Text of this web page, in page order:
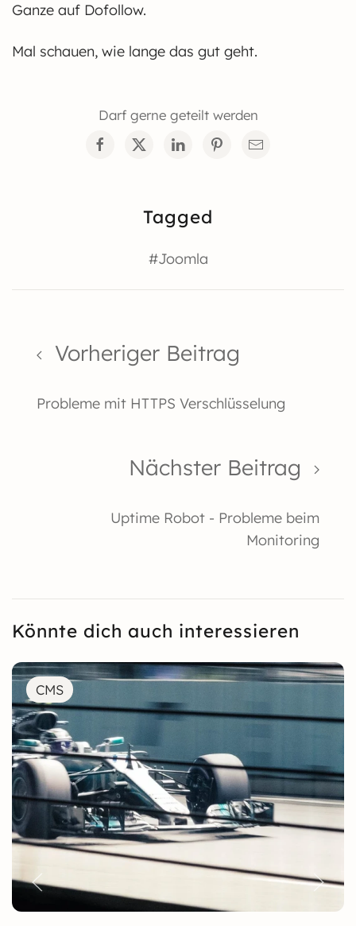
Ganze auf Dofollow.
Mal schauen, wie lange das gut geht.
Darf gerne geteilt werden
Tagged
#Joomla
Vorheriger Beitrag
Probleme mit HTTPS Verschlüsselung
Nächster Beitrag
Uptime Robot - Probleme beim
Monitoring
Könnte dich auch interessieren
CMS